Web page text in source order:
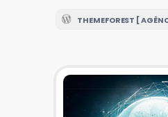
THEMEFOREST [